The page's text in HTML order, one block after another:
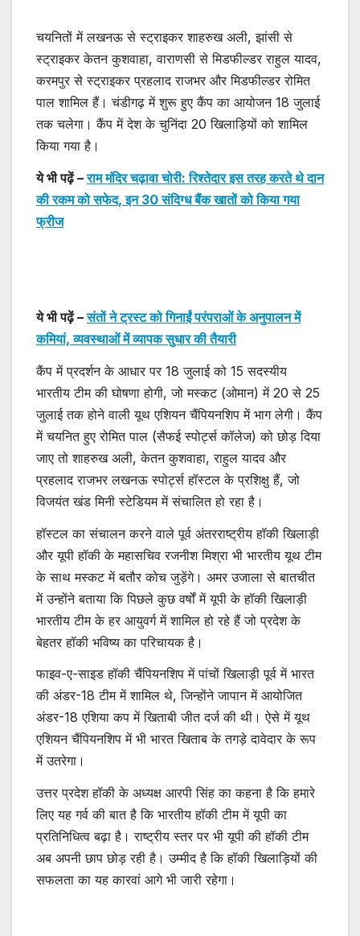
चयनितों में लखनऊ से स्ट्राइकर शाहरुख अली, झांसी से
स्ट्राइकर केतन कुशवाहा, वाराणसी से मिडफील्डर राहुल यादव,
करमपुर से स्ट्राइकर प्रहलाद राजभर और मिडफील्डर रोमित
पाल शामिल हैं। चंडीगढ़ में शुरू हुए कैंप का आयोजन 18 जुलाई
तक चलेगा। कैंप में देश के चुनिंदा 20 खिलाड़ियों को शामिल
किया गया है।
ये भी पढ़ें –राम मंदिर चढ़ावा चोरी: रिश्तेदार इस तरह करते थे दान
की रकम को सफेद, इन 30 संदिग्ध बैंक खातों को किया गया
फ्रीज
ये भी पढ़ें –संतों ने ट्रस्ट को गिनाईं परंपराओं के अनुपालन में
कमियां, व्यवस्थाओं में व्यापक सुधार की तैयारी
कैंप में प्रदर्शन के आधार पर 18 जुलाई को 15 सदस्यीय
भारतीय टीम की घोषणा होगी, जो मस्कट (ओमान) में 20 से 25
जुलाई तक होने वाली यूथ एशियन चैंपियनशिप में भाग लेगी। कैंप
में चयनित हुए रोमित पाल (सैफई स्पोर्ट्स कॉलेज) को छोड़ दिया
जाए तो शाहरुख अली, केतन कुशवाहा, राहुल यादव और
प्रहलाद राजभर लखनऊ स्पोर्ट्स हॉस्टल के प्रशिक्षु हैं, जो
विजयंत खंड मिनी स्टेडियम में संचालित हो रहा है।
हॉस्टल का संचालन करने वाले पूर्व अंतरराष्ट्रीय हॉकी खिलाड़ी
और यूपी हॉकी के महासचिव रजनीश मिश्रा भी भारतीय यूथ टीम
के साथ मस्कट में बतौर कोच जुड़ेंगे। अमर उजाला से बातचीत
में उन्होंने बताया कि पिछले कुछ वर्षों में यूपी के हॉकी खिलाड़ी
भारतीय टीम के हर आयुवर्ग में शामिल हो रहे हैं जो प्रदेश के
बेहतर हॉकी भविष्य का परिचायक है।
फाइव-ए-साइड हॉकी चैंपियनशिप में पांचों खिलाड़ी पूर्व में भारत
की अंडर-18 टीम में शामिल थे, जिन्होंने जापान में आयोजित
अंडर-18 एशिया कप में खिताबी जीत दर्ज की थी। ऐसे में यूथ
एशियन चैंपियनशिप में भी भारत खिताब के तगड़े दावेदार के रूप
में उतरेगा।
उत्तर प्रदेश हॉकी के अध्यक्ष आरपी सिंह का कहना है कि हमारे
लिए यह गर्व की बात है कि भारतीय हॉकी टीम में यूपी का
प्रतिनिधित्व बढ़ा है। राष्ट्रीय स्तर पर भी यूपी की हॉकी टीम
अब अपनी छाप छोड़ रही है। उम्मीद है कि हॉकी खिलाड़ियों की
सफलता का यह कारवां आगे भी जारी रहेगा।